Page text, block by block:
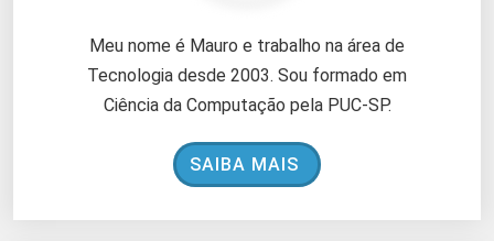
Meu nome é Mauro e trabalho na área de
Tecnologia desde 2003. Sou formado em
Ciência da Computação pela PUC-SP.
SAIBA MAIS